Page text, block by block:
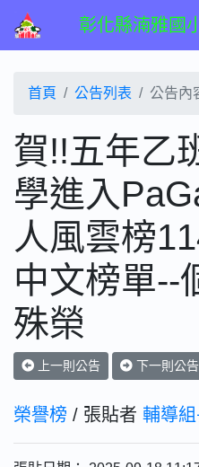
彰化縣湳雅國
首頁 公告列表 公告內
賀!!五年乙
學進入
人風雲榜
中文榜單--
殊榮
上一則公告 下一則公告
榮譽榜 / 張貼者 輔導